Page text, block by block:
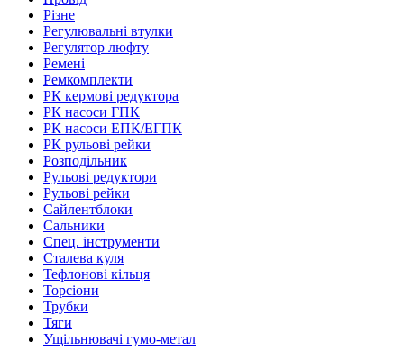
Різне
Регулювальні втулки
Регулятор люфту
Ремені
Ремкомплекти
РК кермові редуктора
РК насоси ГПК
РК насоси ЕПК/ЕГПК
РК рульові рейки
Розподільник
Рульові редуктори
Рульові рейки
Сайлентблоки
Сальники
Спец. інструменти
Сталева куля
Тефлонові кільця
Торсіони
Трубки
Тяги
Ущільнювачі гумо-метал